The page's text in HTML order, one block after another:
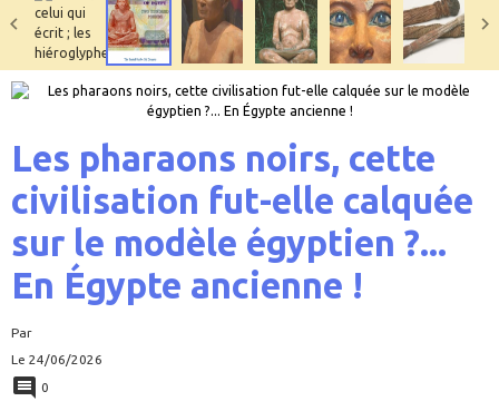
Les pharaons noirs, cette
civilisation fut-elle calquée
sur le modèle égyptien ?...
En Égypte ancienne !
Par
Le 24/06/2026
0